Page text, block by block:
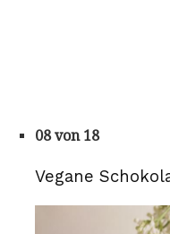
08 von 18
Vegane